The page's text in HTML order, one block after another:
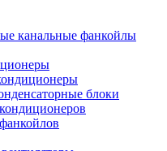
канальные фанкойлы
блоки